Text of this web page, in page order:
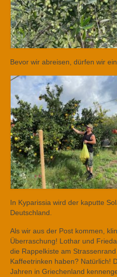
Bevor wir abreisen, dürfen wir
In Kyparissia wird der kaputte
Deutschland.
Als wir aus der Post kommen,
Überraschung! Lothar und
die Rappelkiste am
Kaffeetrinken haben? Natürlich!
Jahren in Griechenland